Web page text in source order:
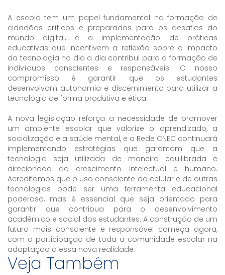
A escola tem um papel fundamental na formação de
cidadãos críticos e preparados para os desafios do
mundo digital, e a implementação de práticas
educativas que incentivem a reflexão sobre o impacto
da tecnologia no dia a dia contribui para a formação de
indivíduos conscientes e responsáveis. O nosso
compromisso é garantir que os estudantes
desenvolvam autonomia e discernimento para utilizar a
tecnologia de forma produtiva e ética.
A nova legislação reforça a necessidade de promover
um ambiente escolar que valorize o aprendizado, a
socialização e a saúde mental, e a Rede CNEC continuará
implementando estratégias que garantam que a
tecnologia seja utilizada de maneira equilibrada e
direcionada ao crescimento intelectual e humano.
Acreditamos que o uso consciente do celular e de outras
tecnologias pode ser uma ferramenta educacional
poderosa, mas é essencial que seja orientado para
garantir que contribua para o desenvolvimento
acadêmico e social dos estudantes. A construção de um
futuro mais consciente e responsável começa agora,
com a participação de toda a comunidade escolar na
adaptação a essa nova realidade.
Veja Também